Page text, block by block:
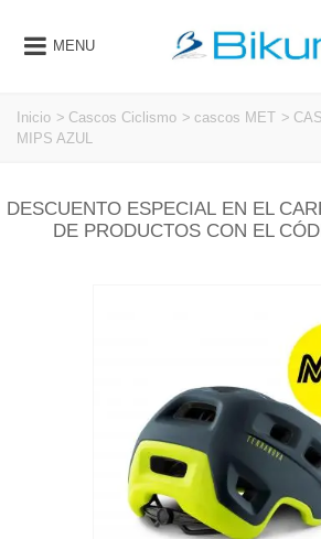
MENU
Inicio > Cascos Ciclismo > cascos MET >
MIPS AZUL
DESCUENTO ESPECIAL EN EL
DE PRODUCTOS CON EL